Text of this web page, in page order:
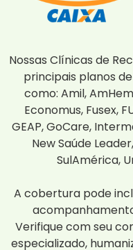
Nossas Clínicas de
principais planos
como: Amil,
Economus, Fusex,
GEAP, GoCare,
New Saúde
SulAmérica,
A cobertura pode
Verifique com seu
especializado,